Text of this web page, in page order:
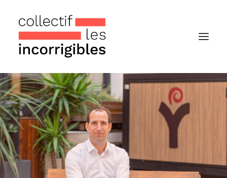
Accueil
Le collectif
Nos actualités
Notre « Incolettre » mensuelle